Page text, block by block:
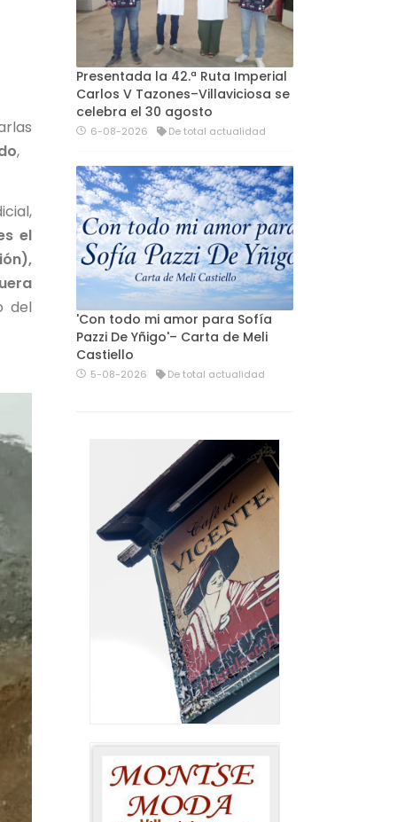
,
el
del
Presentada la 42.ª Ruta Imperial
Carlos V Tazones–Villaviciosa se
celebra el 30 agosto
6-08-2026 De total actualidad
'Con todo mi amor para Sofía
Pazzi De Yñigo'– Carta de Meli
Castiello
5-08-2026 De total actualidad